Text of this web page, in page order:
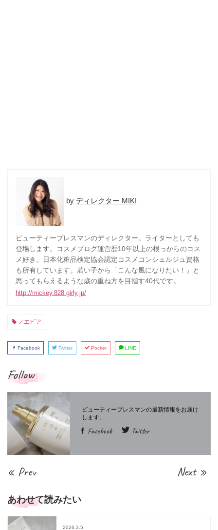
ディレクター MIKI
ビューティープレスマンのディレクター。ライターとしても
登場します。コスメブログ運営歴10年以上の根っからのコス
メ好き。日本化粧品検定協会認定コスメコンシェルジュ資格
も所有しています。若い子から「こんな風になりたい！」と
思ってもらえるような歳の重ね方を目指す40代です。
http://mickey.828.girly.jp/
ノエビア
Facebook Twitter Pocket LINE
Follow
Facebook Twitter
« Prev Next »
あわせて読みたい
2026.3.5